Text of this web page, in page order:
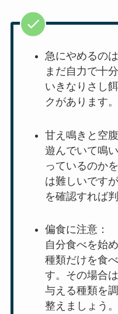
急にやめるのは
まだ自力で十
いきなりさし
クがあります。
甘え鳴きと空
遊んでいて鳴
っているのか
は難しいです
を確認すれば
偏食に注意：
自分食べを始
種類だけを食
す。その場合
与える種類を
整えましょう。